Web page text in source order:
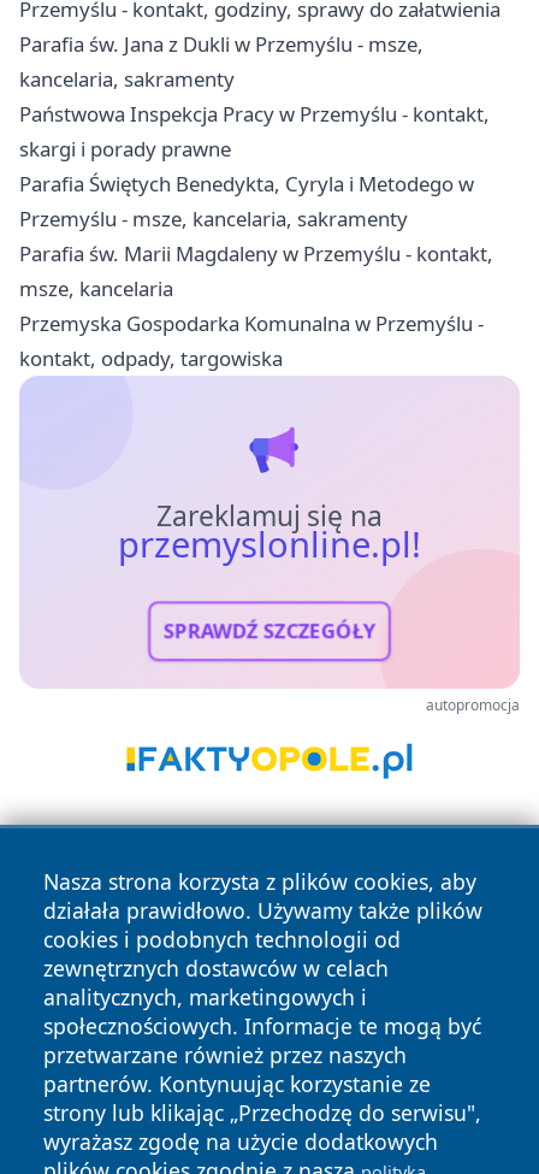
Przemyślu - kontakt, godziny, sprawy do załatwienia
Parafia św. Jana z Dukli w Przemyślu - msze,
kancelaria, sakramenty
Państwowa Inspekcja Pracy w Przemyślu - kontakt,
skargi i porady prawne
Parafia Świętych Benedykta, Cyryla i Metodego w
Przemyślu - msze, kancelaria, sakramenty
Parafia św. Marii Magdaleny w Przemyślu - kontakt,
msze, kancelaria
Przemyska Gospodarka Komunalna w Przemyślu -
kontakt, odpady, targowiska
Zareklamuj się na
przemyslonline.pl!
SPRAWDŹ SZCZEGÓŁY
autopromocja
Nasza strona korzysta z plików cookies, aby
działała prawidłowo. Używamy także plików
cookies i podobnych technologii od
zewnętrznych dostawców w celach
analitycznych, marketingowych i
społecznościowych. Informacje te mogą być
przetwarzane również przez naszych
partnerów. Kontynuując korzystanie ze
strony lub klikając „Przechodzę do serwisu",
wyrażasz zgodę na użycie dodatkowych
Copyright © 2026 przemyslonline.pl Wszystkie prawa
zastrzeżone.
News Autorzy
Polityka
Prywatności
Polityka
Cookies